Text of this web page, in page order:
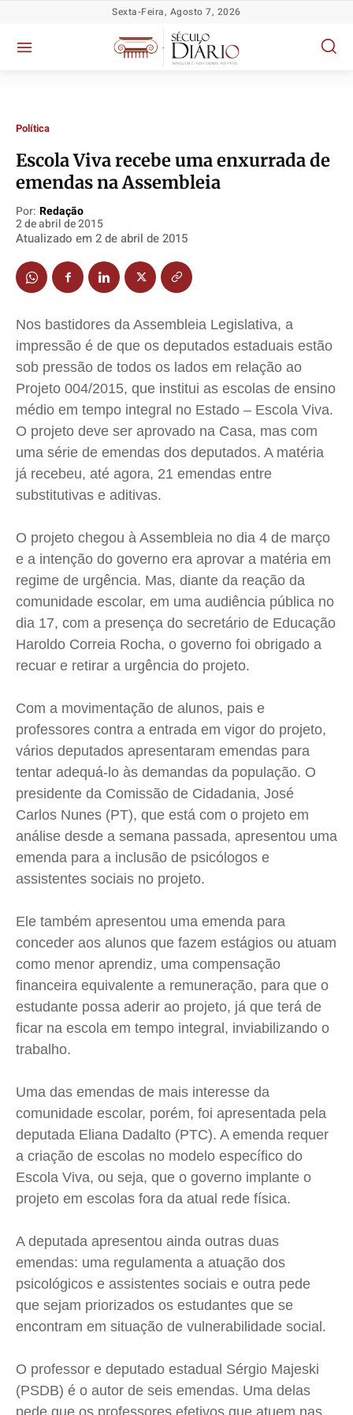
Socioeconômicas
TV Século
Justiça
Educação
Meio Ambiente
Saúde
Cidades
Direitos
Economia
Cultura
Gustavo Bastos
Jr Mignone (in memorian)
Wanda Sily
Publicidade Legal
Quem Somos
Expediente
Contato
Anuncie
Termos de Uso
Privacidade
Socioeconômicas
TV Século
Justiça
Educação
Meio Ambiente
Saúde
Cidades
Direitos
Economia
Cultura
Gustavo Bastos
Jr Mignone (in memorian)
Wanda Sily
Publicidade Legal
Quem Somos
Expediente
Contato
Anuncie
Termos de Uso
Privacidade
Socioeconômicas
TV Século
Justiça
Educação
Meio Ambiente
Saúde
Cidades
Direitos
Economia
Cultura
Gustavo Bastos
Jr Mignone (in memorian)
Wanda Sily
Publicidade Legal
Quem Somos
Expediente
Contato
Anuncie
Termos de Uso
Privacidade
Socioeconômicas
TV Século
Justiça
Educação
Meio Ambiente
Saúde
Cidades
Direitos
Economia
Cultura
Gustavo Bastos
Jr Mignone (in memorian)
Wanda Sily
Publicidade Legal
Quem Somos
Expediente
Contato
Anuncie
Termos de Uso
Privacidade
Sexta-Feira, Agosto 7, 2026
Política
Escola Viva recebe uma enxurrada de
emendas na Assembleia
Por: Redação
2 de abril de 2015
Atualizado em 2 de abril de 2015
Nos bastidores da Assembleia Legislativa, a
impressão é de que os deputados estaduais estão
sob pressão de todos os lados em relação ao
Projeto 004/2015, que institui as escolas de ensino
médio em tempo integral no Estado – Escola Viva.
O projeto deve ser aprovado na Casa, mas com
uma série de emendas dos deputados. A matéria
já recebeu, até agora, 21 emendas entre
substitutivas e aditivas.
O projeto chegou à Assembleia no dia 4 de março
e a intenção do governo era aprovar a matéria em
regime de urgência. Mas, diante da reação da
comunidade escolar, em uma audiência pública no
dia 17, com a presença do secretário de Educação
Haroldo Correia Rocha, o governo foi obrigado a
recuar e retirar a urgência do projeto.
Com a movimentação de alunos, pais e
professores contra a entrada em vigor do projeto,
vários deputados apresentaram emendas para
tentar adequá-lo às demandas da população. O
presidente da Comissão de Cidadania, José
Carlos Nunes (PT), que está com o projeto em
análise desde a semana passada, apresentou uma
emenda para a inclusão de psicólogos e
assistentes sociais no projeto.
Ele também apresentou uma emenda para
conceder aos alunos que fazem estágios ou atuam
como menor aprendiz, uma compensação
financeira equivalente a remuneração, para que o
estudante possa aderir ao projeto, já que terá de
ficar na escola em tempo integral, inviabilizando o
trabalho.
Uma das emendas de mais interesse da
comunidade escolar, porém, foi apresentada pela
deputada Eliana Dadalto (PTC). A emenda requer
a criação de escolas no modelo específico do
Escola Viva, ou seja, que o governo implante o
projeto em escolas fora da atual rede física.
A deputada apresentou ainda outras duas
emendas: uma regulamenta a atuação dos
psicológicos e assistentes sociais e outra pede
que sejam priorizados os estudantes que se
encontram em situação de vulnerabilidade social.
O professor e deputado estadual Sérgio Majeski
(PSDB) é o autor de seis emendas. Uma delas